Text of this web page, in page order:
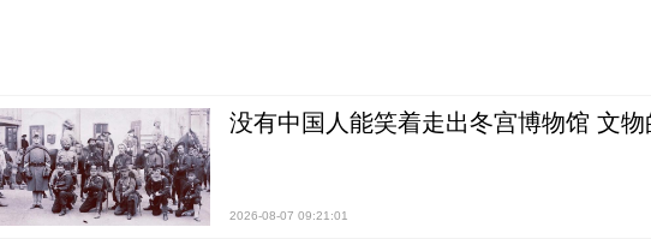
没有中国人能笑着走出冬宫博物馆 文
2026-08-07 09:21:01